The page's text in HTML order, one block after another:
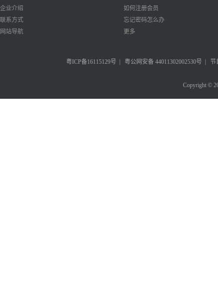
企业介绍
联系方式
网站导航
如何注册会员
忘记密码怎么办
更多
粤ICP备16115129号 粤公网安备 44011302002530号 节
Copyright ©